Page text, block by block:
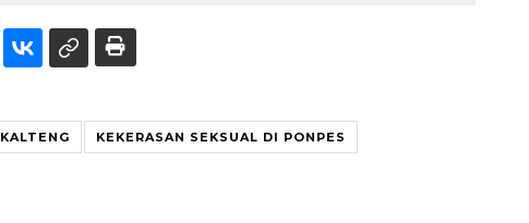
KALTENG KEKERASAN SEKSUAL DI PONPES